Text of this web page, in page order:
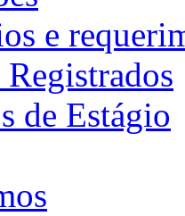
e
de Estágio